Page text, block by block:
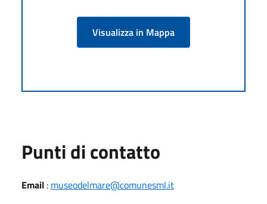
Visualizza in Mappa
Punti di contatto
Email : museodelmare@comunesml.it